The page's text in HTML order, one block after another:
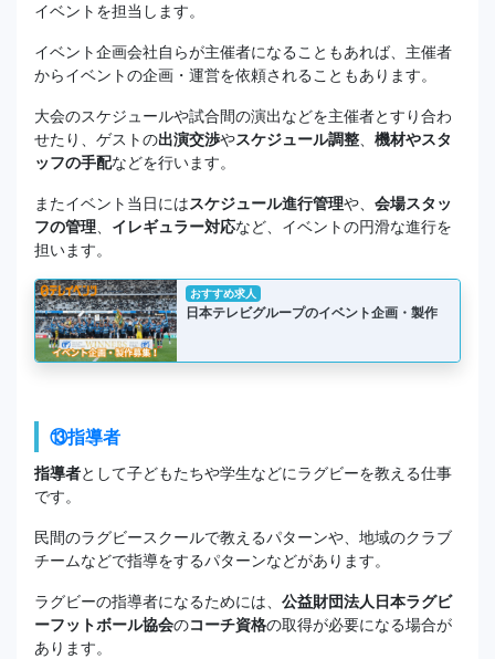
イベントを担当します。
イベント企画会社自らが主催者になることもあれば、主催者
からイベントの企画・運営を依頼されることもあります。
大会のスケジュールや試合間の演出などを主催者とすり合わ
せたり、ゲストの出演交渉やスケジュール調整
機材やスタ
ッフの手配などを行います。
またイベント当日にはスケジュール進行管理や、 会場スタッ
フの管理
イレギュラー対応など、イベントの円滑な進行を
担います。
おすすめ求人
日本テレビグループのイベント企画・製作
⑬指導者
指導者として子どもたちや学生などにラグビーを教える仕事
です。
民間のラグビースクールで教えるパターンや、地域のクラブ
チームなどで指導をするパターンなどがあります。
ラグビーの指導者になるためには、 公益財団法人日本ラグビ
ーフットボール協会のコーチ資格の取得が必要になる場合が
あります。